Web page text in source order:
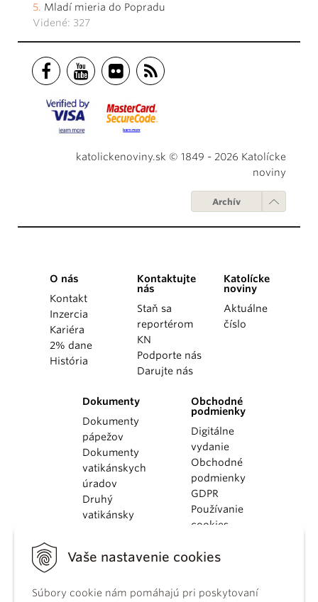
Vaše nastavenie cookies
Súbory cookie nám pomáhajú pri poskytovaní
Mladí mieria do Popradu
Videné: 327
katolickenoviny.sk © 1849 - 2026 Katolícke
noviny
Archív
O nás
Kontakt
Inzercia
Kariéra
2% dane
História
Kontaktujte
nás
Staň sa
reportérom
KN
Podporte nás
Darujte nás
Katolícke
noviny
Aktuálne
číslo
Dokumenty
Dokumenty
pápežov
Dokumenty
vatikánskych
úradov
Druhý
vatikánsky
KBS
kánonického
Obchodné
podmienky
Digitálne
vydanie
Obchodné
podmienky
GDPR
Používanie
cookies